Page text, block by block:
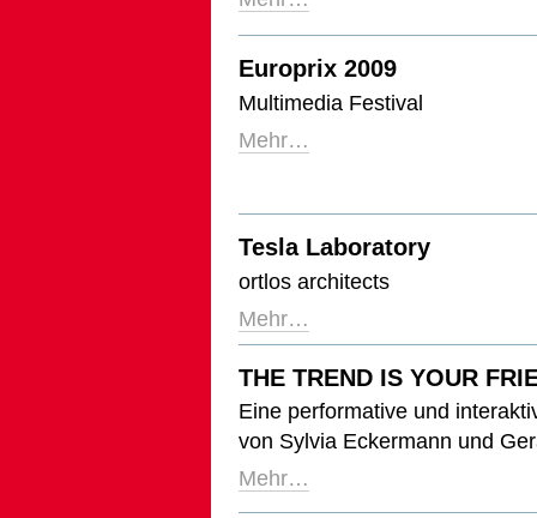
Europrix 2009
Multimedia Festival
Mehr…
Tesla Laboratory
ortlos architects
Mehr…
THE TREND IS YOUR
Eine performative und
von Sylvia Eckermann und
Mehr…